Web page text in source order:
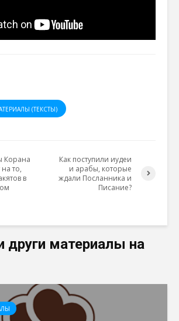
(ТЕКСТЫ)
Корана
то,
в
Как поступили иудеи
и арабы, которые
ждали Посланника и
Писание?
други материалы на